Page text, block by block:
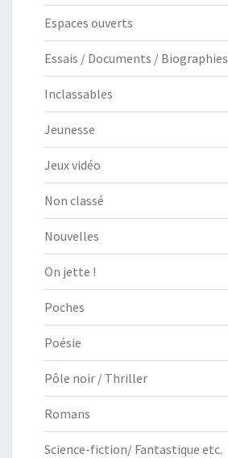
Espaces ouverts
Essais / Documents / Biographies
Inclassables
Jeunesse
Jeux vidéo
Non classé
Nouvelles
On jette !
Poches
Poésie
Pôle noir / Thriller
Romans
Science-fiction/ Fantastique etc.